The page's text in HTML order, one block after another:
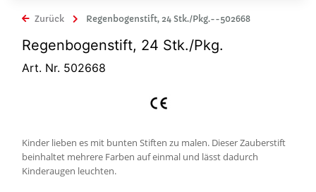
Zurück Regenbogenstift, 24 Stk./Pkg.--502668
Regenbogenstift, 24 Stk./Pkg.
Art. Nr. 502668
Kinder lieben es mit bunten Stiften zu malen. Dieser Zauberstift
beinhaltet mehrere Farben auf einmal und lässt dadurch
Kinderaugen leuchten.